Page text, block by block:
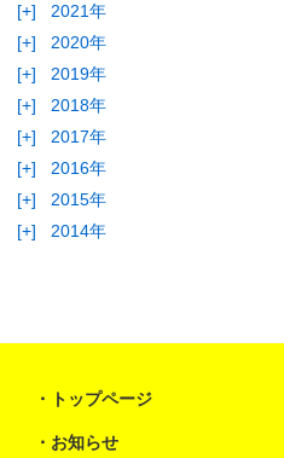
[+]
2021年
[+]
2020年
[+]
2019年
[+]
2018年
[+]
2017年
[+]
2016年
[+]
2015年
[+]
2014年
トップページ
お知らせ